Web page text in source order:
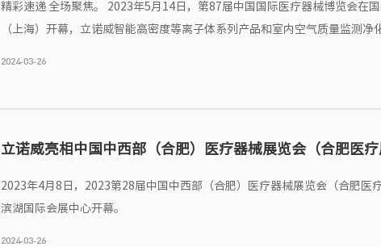
精彩速递 全场聚焦。 2023年5月14日，第87届中国国际医疗器械博览会在国家会展中心
（上海）开幕，立诺威智能高密度等离子体系列产品和室内空气质量监测净
2024-03-26
立诺威亮相中国中西部（合肥）医疗器械展览会（合肥医疗
2023年4月8日，2023第28届中国中西部（合肥）医疗器械展览会（合肥医
滨湖国际会展中心开幕。
2024-03-26